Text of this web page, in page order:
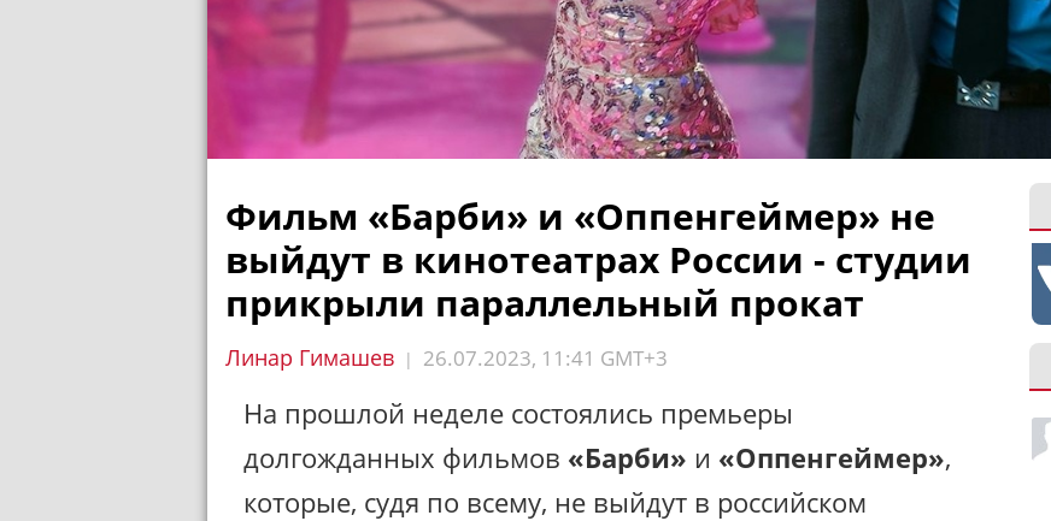
Фильм «Барби» и «Оппенгеймер» не
выйдут в кинотеатрах России - студии
прикрыли параллельный прокат
Линар Гимашев | 26.07.2023, 11:41 GMT+3
На прошлой неделе состоялись премьеры
долгожданных фильмов «Барби» и «Оппенгеймер»,
которые, судя по всему, не выйдут в российском